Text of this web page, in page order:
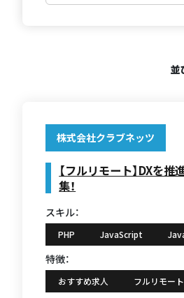
並
株式会社クラブネッツ
【フルリモート】DXを
集！
スキル：
PHP JavaScript
特徴：
おすすめ求人 フルリモー